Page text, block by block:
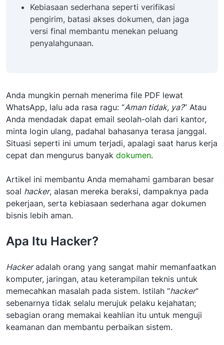
Kebiasaan sederhana seperti verifikasi
pengirim, batasi akses dokumen, dan jaga
versi final membantu menekan peluang
penyalahgunaan.
Anda mungkin pernah menerima file PDF lewat
WhatsApp, lalu ada rasa ragu: “Aman tidak, ya?” Atau
Anda mendadak dapat email seolah-olah dari kantor,
minta login ulang, padahal bahasanya terasa janggal.
Situasi seperti ini umum terjadi, apalagi saat harus kerja
cepat dan mengurus banyak dokumen.
Artikel ini membantu Anda memahami gambaran besar
soal hacker, alasan mereka beraksi, dampaknya pada
pekerjaan, serta kebiasaan sederhana agar dokumen
bisnis lebih aman.
Apa Itu Hacker?
Hackeradalah orang yang sangat mahir memanfaatkan
komputer, jaringan, atau keterampilan teknis untuk
memecahkan masalah pada sistem. Istilah “hacker”
sebenarnya tidak selalu merujuk pelaku kejahatan;
sebagian orang memakai keahlian itu untuk menguji
keamanan dan membantu perbaikan sistem.